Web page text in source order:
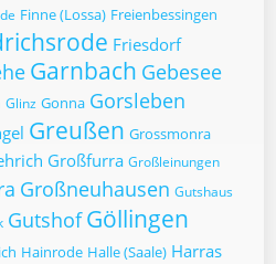
Finne (Lossa) Freienbessingen
Friesdorf
Garnbach Gebesee
Glinz Gonna Gorsleben
Greußen Grossmonra
Großfurra Großleinungen
Großneuhausen Gutshaus
Gutshof Göllingen
Hainrode Halle (Saale) Harras